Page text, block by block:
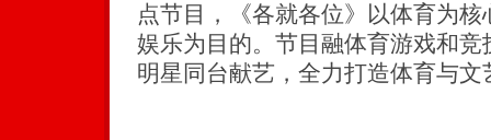
点节目，《各就各位》以体育为
娱乐为目的。节目融体育游戏和
明星同台献艺，全力打造体育与文